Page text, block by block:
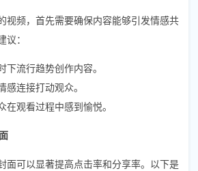
视频，首先需要确保内容能够引发情感共
：
流行趋势创作内容。
连接打动观众。
观看过程中感到愉悦。
面可以显著提高点击率和分享率。以下是